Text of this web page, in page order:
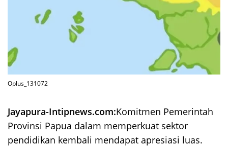
Oplus_131072
Jayapura-Intipnews.com:Komitmen Pemerintah
Provinsi Papua dalam memperkuat sektor
pendidikan kembali mendapat apresiasi luas.